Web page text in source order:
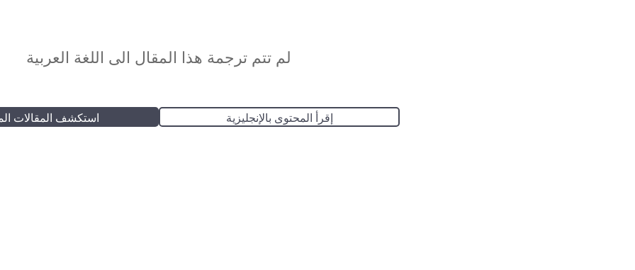
لم تتم ترجمة هذا المقال الى اللغة العربية
إقرأ المحتوى بالإنجليزية استكشف المقالات